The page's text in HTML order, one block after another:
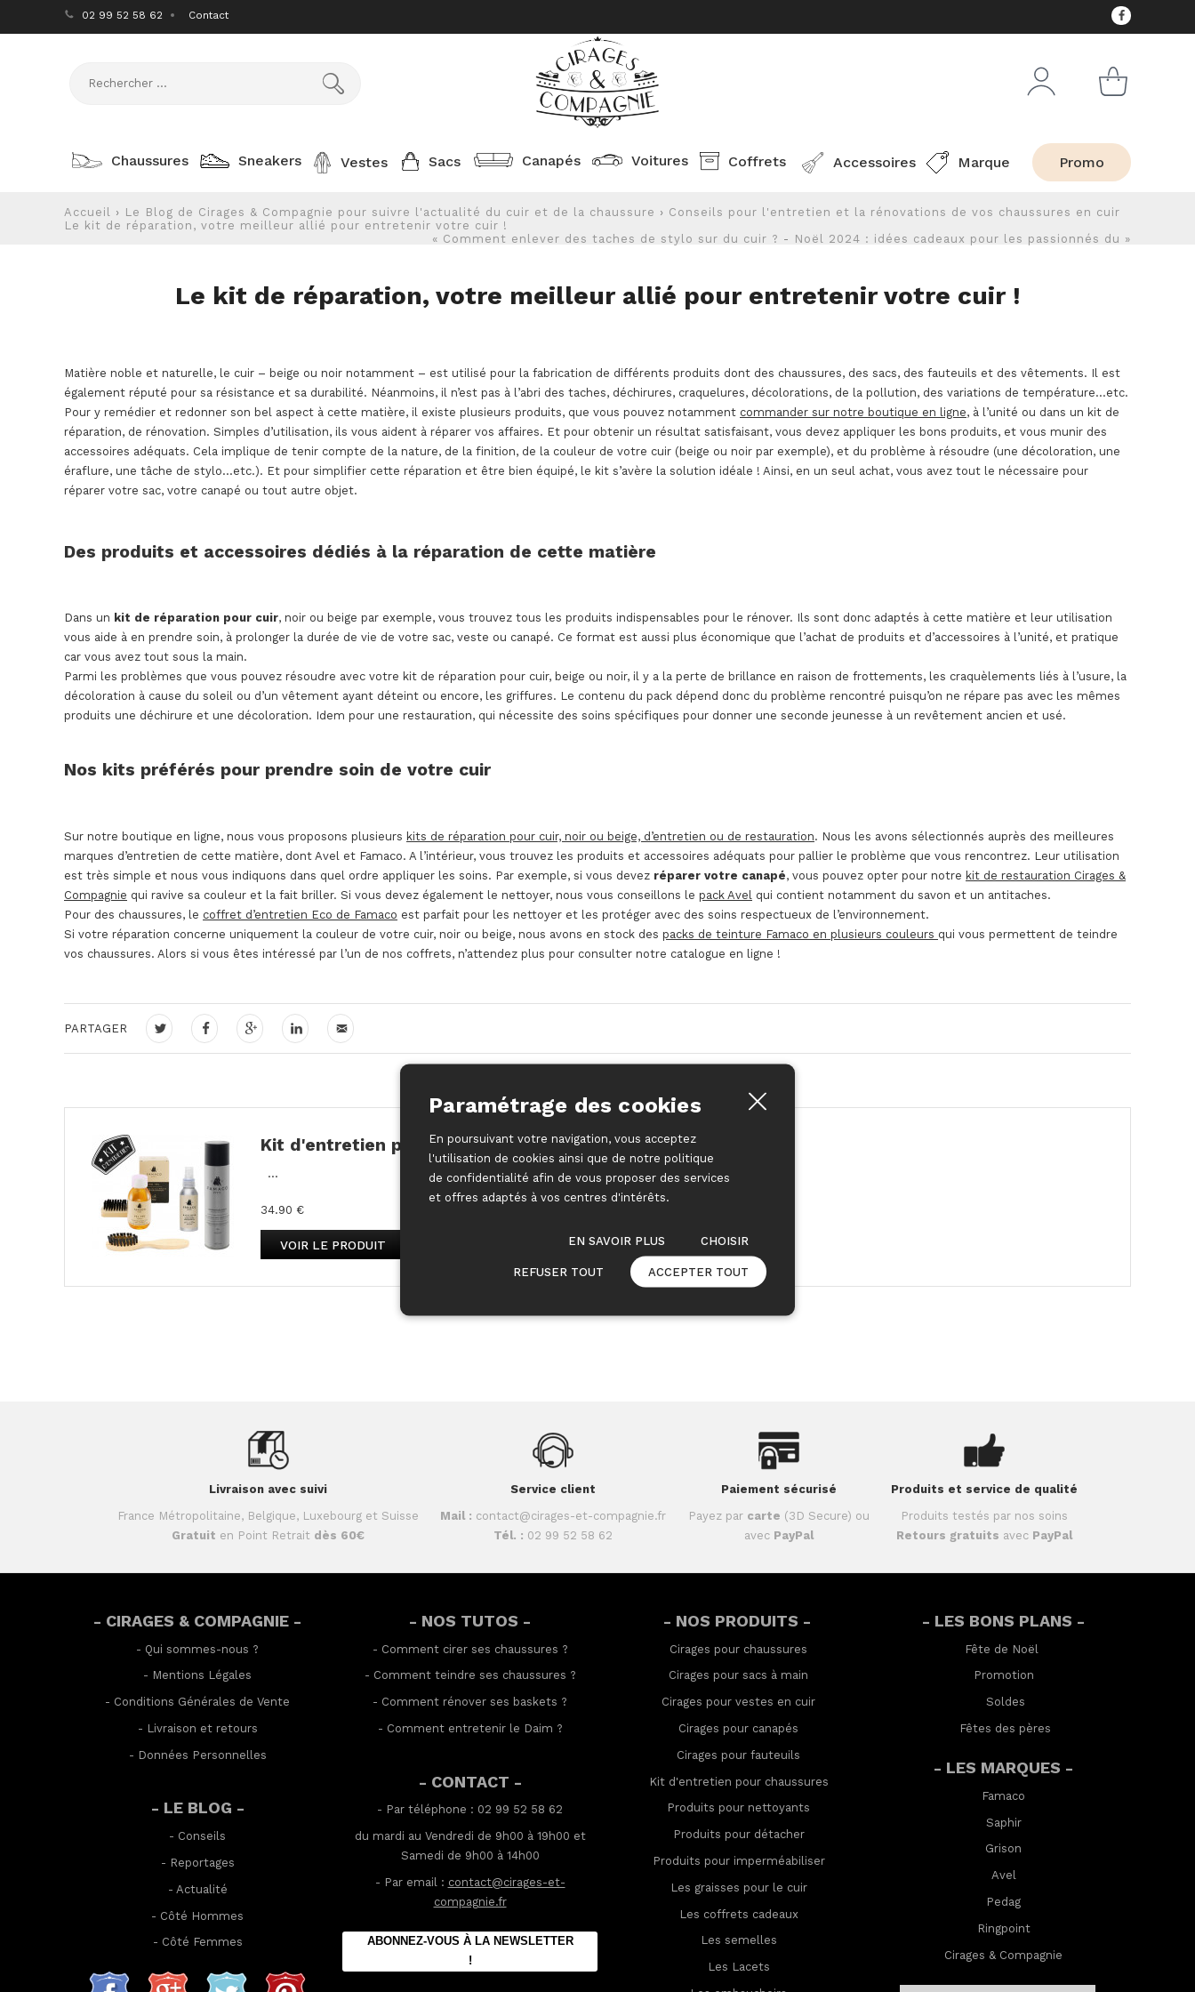
02 99 52 58 62 Contact
Chaussures Sneakers Vestes Sacs Canapés Voitures Coffrets Accessoires Marque Promo
Accueil › Le Blog de Cirages & Compagnie pour suivre l'actualité du cuir et de la chaussure › Conseils pour l'entretien et la rénovations de vos chaussures en cuir
Le kit de réparation, votre meilleur allié pour entretenir votre cuir !
« Comment enlever des taches de stylo sur du cuir ? - Noël 2024 : idées cadeaux pour les passionnés du »
Le kit de réparation, votre meilleur allié pour entretenir votre cuir !
Matière noble et naturelle, le cuir – beige ou noir notamment – est utilisé pour la fabrication de différents produits dont des chaussures, des sacs, des fauteuils et des vêtements. Il est
également réputé pour sa résistance et sa durabilité. Néanmoins, il n’est pas à l’abri des taches, déchirures, craquelures, décolorations, de la pollution, des variations de température…etc.
Pour y remédier et redonner son bel aspect à cette matière, il existe plusieurs produits, que vous pouvez notamment commander sur notre boutique en ligne, à l’unité ou dans un kit de
réparation, de rénovation. Simples d’utilisation, ils vous aident à réparer vos affaires. Et pour obtenir un résultat satisfaisant, vous devez appliquer les bons produits, et vous munir des
accessoires adéquats. Cela implique de tenir compte de la nature, de la finition, de la couleur de votre cuir (beige ou noir par exemple), et du problème à résoudre (une décoloration, une
éraflure, une tâche de stylo…etc.). Et pour simplifier cette réparation et être bien équipé, le kit s’avère la solution idéale ! Ainsi, en un seul achat, vous avez tout le nécessaire pour
réparer votre sac, votre canapé ou tout autre objet.
Des produits et accessoires dédiés à la réparation de cette matière
Dans un kit de réparation pour cuir, noir ou beige par exemple, vous trouvez tous les produits indispensables pour le rénover. Ils sont donc adaptés à cette matière et leur utilisation
vous aide à en prendre soin, à prolonger la durée de vie de votre sac, veste ou canapé. Ce format est aussi plus économique que l’achat de produits et d’accessoires à l’unité, et pratique
car vous avez tout sous la main.
Parmi les problèmes que vous pouvez résoudre avec votre kit de réparation pour cuir, beige ou noir, il y a la perte de brillance en raison de frottements, les craquèlements liés à l’usure, la
décoloration à cause du soleil ou d’un vêtement ayant déteint ou encore, les griffures. Le contenu du pack dépend donc du problème rencontré puisqu’on ne répare pas avec les mêmes
produits une déchirure et une décoloration. Idem pour une restauration, qui nécessite des soins spécifiques pour donner une seconde jeunesse à un revêtement ancien et usé.
Nos kits préférés pour prendre soin de votre cuir
Sur notre boutique en ligne, nous vous proposons plusieurs kits de réparation pour cuir, noir ou beige, d’entretien ou de restauration. Nous les avons sélectionnés auprès des meilleures
marques d’entretien de cette matière, dont Avel et Famaco. A l’intérieur, vous trouvez les produits et accessoires adéquats pour pallier le problème que vous rencontrez. Leur utilisation
est très simple et nous vous indiquons dans quel ordre appliquer les soins. Par exemple, si vous devez réparer votre canapé, vous pouvez opter pour notre kit de restauration Cirages &
Compagnie qui ravive sa couleur et la fait briller. Si vous devez également le nettoyer, nous vous conseillons le pack Avel
qui contient notamment du savon et un antitaches.
Pour des chaussures, le coffret d’entretien Eco de Famaco est parfait pour les nettoyer et les protéger avec des soins respectueux de l’environnement.
Si votre réparation concerne uniquement la couleur de votre cuir, noir ou beige, nous avons en stock des packs de teinture Famaco en plusieurs couleurs qui vous permettent de teindre
vos chaussures. Alors si vous êtes intéressé par l’un de nos coffrets, n’attendez plus pour consulter notre catalogue en ligne !
PARTAGER
Kit d'entretien pour le daim basique Famaco
...
34.90 €
VOIR LE PRODUIT
Livraison avec suivi
France Métropolitaine, Belgique, Luxebourg et Suisse
Gratuit en Point Retrait dès 60€
Service client
Mail : contact@cirages-et-compagnie.fr
Tél. : 02 99 52 58 62
Paiement sécurisé
Payez par carte (3D Secure) ou
avec PayPal
Produits et service de qualité
Produits testés par nos soins
Retours gratuits avec PayPal
- CIRAGES & COMPAGNIE -
- Qui sommes-nous ?
- Mentions Légales
- Conditions Générales de Vente
- Livraison et retours
- Données Personnelles
- LE BLOG -
- Conseils
- Reportages
- Actualité
- Côté Hommes
- Côté Femmes
- NOS TUTOS -
- Comment cirer ses chaussures ?
- Comment teindre ses chaussures ?
- Comment rénover ses baskets ?
- Comment entretenir le Daim ?
- CONTACT -
- Par téléphone : 02 99 52 58 62
du mardi au Vendredi de 9h00 à 19h00 et
Samedi de 9h00 à 14h00
- Par email : contact@cirages-et-
compagnie.fr
ABONNEZ-VOUS À LA NEWSLETTER
!
- NOS PRODUITS -
Cirages pour chaussures
Cirages pour sacs à main
Cirages pour vestes en cuir
Cirages pour canapés
Cirages pour fauteuils
Kit d'entretien pour chaussures
Produits pour nettoyants
Produits pour détacher
Produits pour imperméabiliser
Les graisses pour le cuir
Les coffrets cadeaux
Les semelles
Les Lacets
- LES BONS PLANS -
Fête de Noël
Promotion
Soldes
Fêtes des pères
- LES MARQUES -
Famaco
Saphir
Grison
Avel
Pedag
Ringpoint
Cirages & Compagnie
Paramétrage des cookies
En poursuivant votre navigation, vous acceptez
l'utilisation de cookies ainsi que de notre politique
de confidentialité afin de vous proposer des services
et offres adaptés à vos centres d'intérêts.
EN SAVOIR PLUS CHOISIR
REFUSER TOUT ACCEPTER TOUT